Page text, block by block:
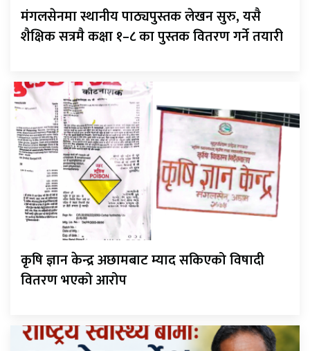
मंगलसेनमा स्थानीय पाठ्यपुस्तक लेखन सुरु, यसै
शैक्षिक सत्रमै कक्षा १–८ का पुस्तक वितरण गर्ने तयारी
कृषि ज्ञान केन्द्र अछामबाट म्याद सकिएको विषादी
वितरण भएको आरोप